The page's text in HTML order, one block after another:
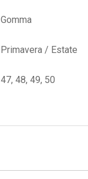
Gomma
Primavera / Estate
47, 48, 49, 50